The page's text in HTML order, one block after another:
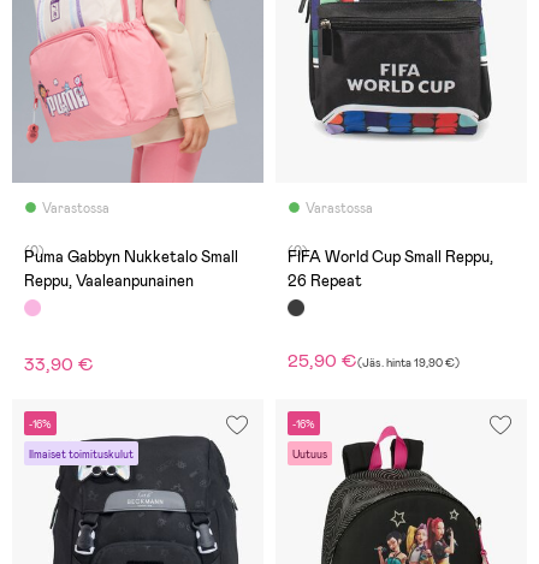
Varastossa
(0)
Puma Gabbyn Nukketalo Small
Reppu, Vaaleanpunainen
33,90 €
Varastossa
(0)
FIFA World Cup Small Reppu,
26 Repeat
25,90 €(Jäs. hinta19,90 €)
-16%
Ilmaiset toimituskulut
-16%
Uutuus